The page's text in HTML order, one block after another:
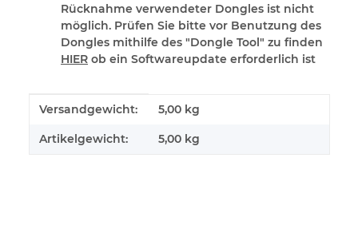
Rücknahme verwendeter Dongles ist nicht
möglich. Prüfen Sie bitte vor Benutzung des
Dongles mithilfe des "Dongle Tool" zu finden
HIER ob ein Softwareupdate erforderlich ist
Produkteigenschaft
Wert
Versandgewicht: 5,00 kg
Artikelgewicht: 5,00 kg